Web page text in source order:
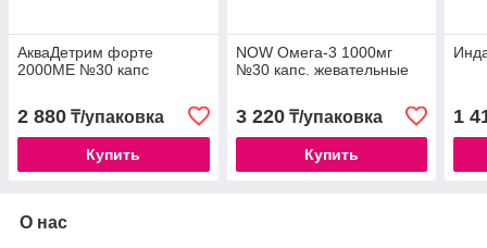
АкваДетрим форте
2000МЕ №30 капс
2 880 ₸/упаковка
Купить
NOW Омега-3 1000мг
№30 капс. жевательные
3 220₸/упаковка
Купить
1
О нас